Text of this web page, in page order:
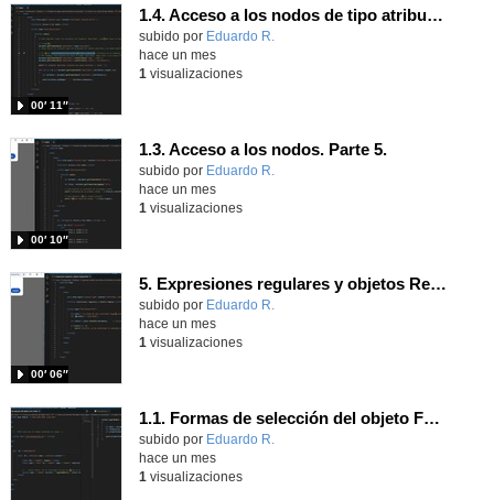
1.4. Acceso a los nodos de tipo atributo. Parte 5.
Contenido educativo.
subido por Eduardo R.
00′ 11″
hace un mes
1 visualizaciones
1.3. Acceso a los nodos. Parte 5.
Contenido educativo.
subido por Eduardo R.
00′ 10″
hace un mes
1 visualizaciones
5. Expresiones regulares y objetos RegExp.
Contenido educativo.
subido por Eduardo R.
00′ 06″
hace un mes
1 visualizaciones
1.1. Formas de selección del objeto Form 5
Contenido educativo.
subido por Eduardo R.
hace un mes
1 visualizaciones